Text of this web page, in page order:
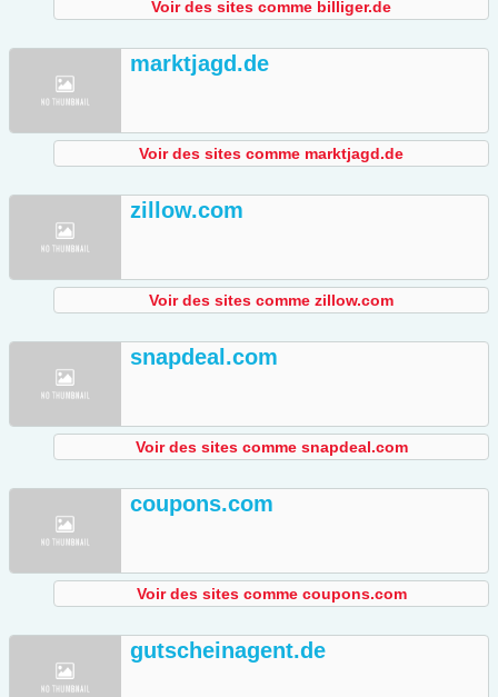
Voir des sites comme billiger.de
marktjagd.de
Voir des sites comme marktjagd.de
zillow.com
Voir des sites comme zillow.com
snapdeal.com
Voir des sites comme snapdeal.com
coupons.com
Voir des sites comme coupons.com
gutscheinagent.de